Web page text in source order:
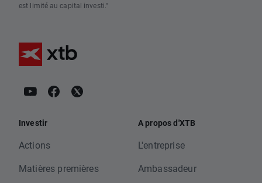
est limité au capital investi."
Investir
Actions
Matières premières
A propos d'XTB
L'entreprise
Ambassadeur